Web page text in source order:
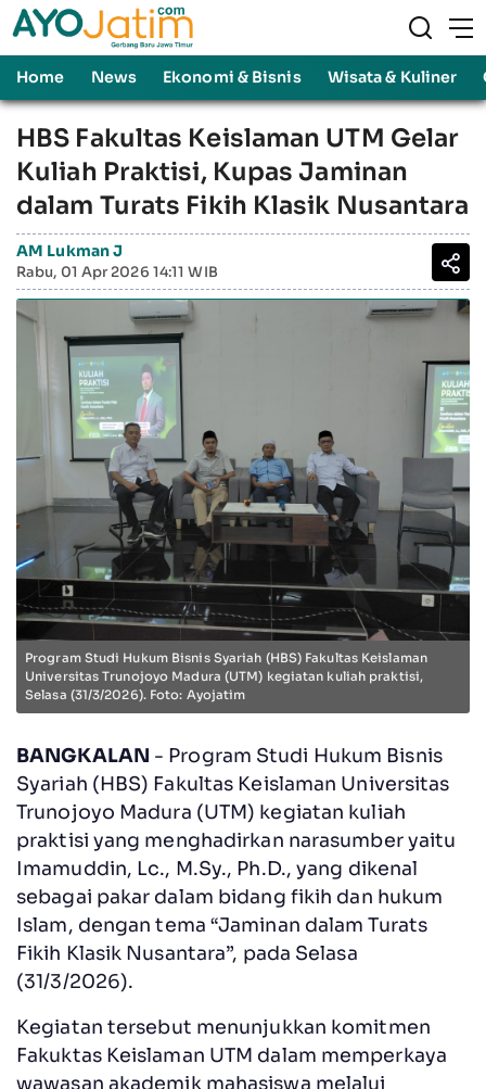
Home News Ekonomi & Bisnis Wisata & Kuliner
HBS Fakultas Keislaman UTM Gelar
Kuliah Praktisi, Kupas Jaminan
dalam Turats Fikih Klasik Nusantara
AM Lukman J
Rabu, 01 Apr 2026 14:11 WIB
Program Studi Hukum Bisnis Syariah (HBS) Fakultas Keislaman
Universitas Trunojoyo Madura (UTM) kegiatan kuliah praktisi,
Selasa (31/3/2026). Foto: Ayojatim
BANGKALAN - Program Studi Hukum Bisnis
Syariah (HBS) Fakultas Keislaman Universitas
Trunojoyo Madura (UTM) kegiatan kuliah
praktisi yang menghadirkan narasumber yaitu
Imamuddin, Lc., M.Sy., Ph.D., yang dikenal
sebagai pakar dalam bidang fikih dan hukum
Islam, dengan tema “Jaminan dalam Turats
Fikih Klasik Nusantara”, pada Selasa
(31/3/2026).
Kegiatan tersebut menunjukkan komitmen
Fakuktas Keislaman UTM dalam memperkaya
wawasan akademik mahasiswa melalui